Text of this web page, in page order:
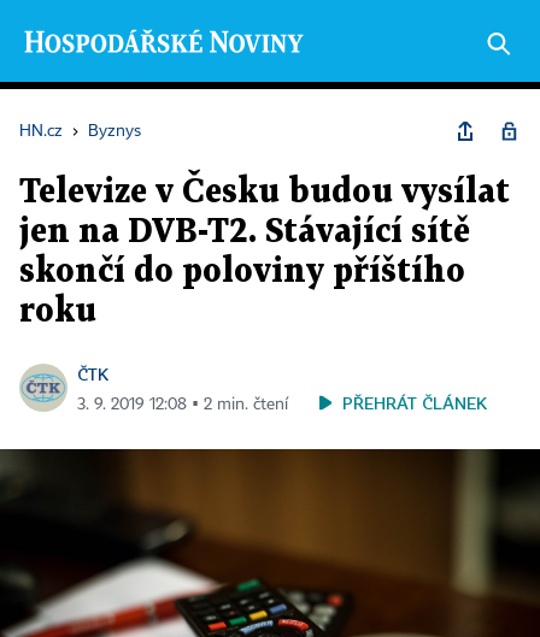
HN.cz › Byznys
Televize v Česku budou vysílat
jen na DVB-T2. Stávající sítě
skončí do poloviny příštího
roku
ČTK
3. 9. 2019 12:08 ▪ 2 min. čtení PŘEHRÁT ČLÁNEK